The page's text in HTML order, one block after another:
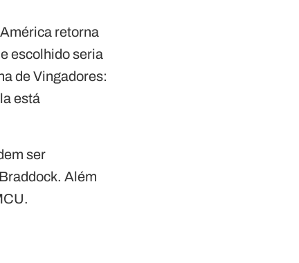
retorna
escolhido seria
de Vingadores:
está
ser
Além